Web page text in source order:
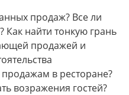
продаж? Все ли
Как найти тонкую грань
продажей и
в ресторане?
возражения гостей?